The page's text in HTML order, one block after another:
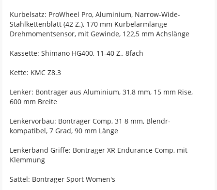
Kurbelsatz: ProWheel Pro, Aluminium, Narrow-Wide-
Stahlkettenblatt (42 Z.), 170 mm Kurbelarmlänge
Drehmomentsensor, mit Gewinde, 122,5 mm Achslänge
Kassette: Shimano HG400, 11-40 Z., 8fach
Kette: KMC Z8.3
Lenker: Bontrager aus Aluminium, 31,8 mm, 15 mm Rise,
600 mm Breite
Lenkervorbau: Bontrager Comp, 31 8 mm, Blendr-
kompatibel, 7 Grad, 90 mm Länge
Lenkerband Griffe: Bontrager XR Endurance Comp, mit
Klemmung
Sattel: Bontrager Sport Women's